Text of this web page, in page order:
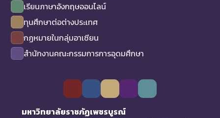
เรียนภาษาอังกฤษออนไลน์
ทุนศึกษาต่อต่างประเทศ
กฏหมายในกลุ่มอาเซียน
สำนักงานคณะกรรมการการอุดมศึกษา
มหาวิทยาลัยราชภัฏเพชรบูรณ์